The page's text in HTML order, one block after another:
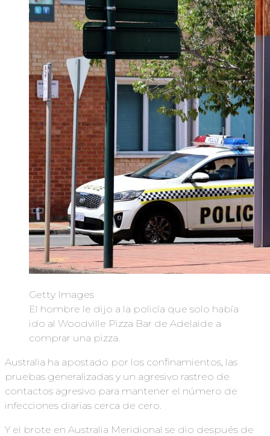
Getty Images
El hombre le dijo a la policía que solo había
ido al Woodville Pizza Bar de Adelaide a
comprar una pizza.
Australia ha apostado por los confinamientos, las
pruebas generalizadas y un agresivo rastreo de
contactos agresivo para mantener el número de
infecciones diarias cerca de cero.
Y el brote en Australia Meridional se dio después de